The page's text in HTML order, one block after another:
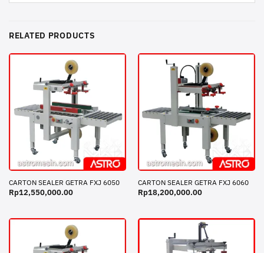
RELATED PRODUCTS
CARTON SEALER GETRA FXJ 6050
Rp12,550,000.00
CARTON SEALER GETRA FXJ 6060
Rp18,200,000.00